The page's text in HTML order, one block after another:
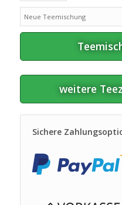
weitere
Sichere